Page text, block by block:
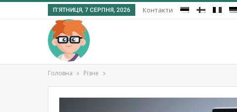
П’ЯТНИЦЯ, 7 СЕРПНЯ, 2026 Контакти
Головна Різне